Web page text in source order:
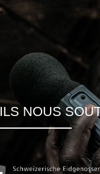
ILS NOUS